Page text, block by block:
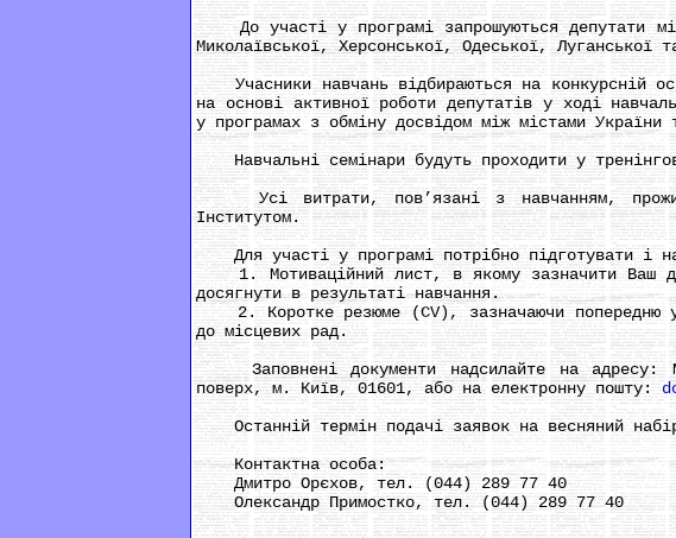
До участі у програмі запрошуються депутати
Миколаївської, Херсонської, Одеської, Луганської
Учасники навчань відбираються на конкурсній
на основі активної роботи депутатів у ході
у програмах з обміну досвідом між містами України
Навчальні семінари будуть проходити у
Усі витрати, пов’язані з навчанням,
Інститутом.
Для участі у програмі потрібно підготувати і
1. Мотиваційний лист, в якому зазначити Ваш
досягнути в результаті навчання.
2. Коротке резюме (CV), зазначаючи попередню
до місцевих рад.
Заповнені документи надсилайте на адресу:
поверх, м. Київ, 01601, або на електронну пошту:
Останній термін подачі заявок на весняний
Контактна особа:
Дмитро Орєхов, тел. (044) 289 77 40
Олександр Примостко, тел. (044) 289 77 40